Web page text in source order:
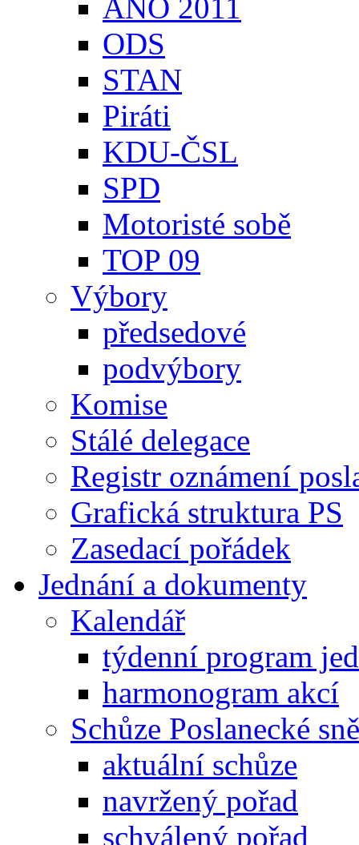
ANO 2011
ODS
STAN
Piráti
KDU-ČSL
SPD
Motoristé sobě
TOP 09
Výbory
předsedové
podvýbory
Komise
Stálé delegace
Registr oznámení
Grafická struktura PS
Zasedací pořádek
Jednání a dokumenty
Kalendář
týdenní program
harmonogram akcí
Schůze Poslanecké
aktuální schůze
navržený pořad
schválený pořad